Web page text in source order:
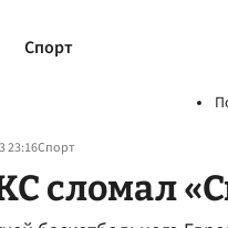
Спорт
23:16Спорт
сломал